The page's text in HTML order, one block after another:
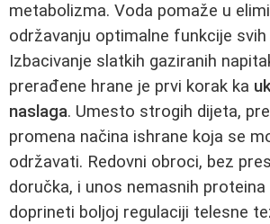
metabolizma. Voda pomaže u
održavanju optimalne funkcije svih
Izbacivanje slatkih gaziranih
prerađene hrane je prvi korak ka
naslaga. Umesto strogih dijeta,
promena načina ishrane koja se
održavati. Redovni obroci, bez
doručka, i unos nemasnih proteina
doprineti boljoj regulaciji telesne